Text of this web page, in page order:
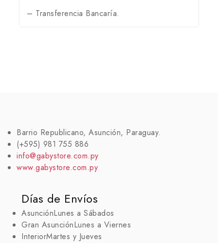
– Transferencia Bancaría.
Barrio Republicano, Asunción, Paraguay.
(+595) 981 755 886
info@gabystore.com.py
www.gabystore.com.py
Días de Envíos
AsunciónLunes a Sábados
Gran AsunciónLunes a Viernes
InteriorMartes y Jueves